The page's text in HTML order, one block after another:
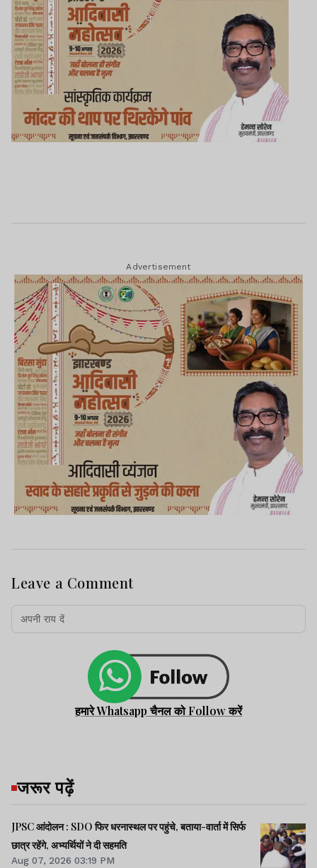
Advertisement
Leave a Comment
हमारे Whatsapp चैनल को Follow करें
जरूर पढ़ें
JPSC आंदोलन : SDO फिर धरनास्थल पर पहुंचे, बताया-वार्ता में सिर्फ
छात्र रहेंगे, अभ्यर्थियों ने दी सहमति
Aug 07, 2026 03:19 PM